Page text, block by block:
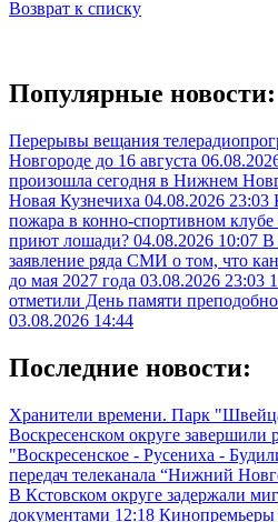
Возврат к списку
Популярные новости:
Перерывы вещания
Новгороде до 16 августа
произошла сегодня в Нижнем
Новая Кузнечиха 04.08.2026 23:03
пожара в конно-спортивном
приют лошади? 04.08.2026 10:07 В
заявление ряда СМИ о том, что
до мая 2027 года 03.08.2026 23:03
отметили День памяти
03.08.2026 14:44
Последние новости:
Хранители времени. Парк
Воскресенском округе завершили
"Воскресенское - Русениха -
передач телеканала “Нижний
В Кстовском округе задержали
документами 12:18